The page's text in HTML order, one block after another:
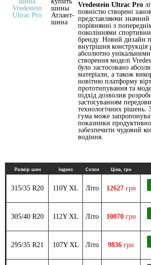
Vredestein Ultrac Pro
повністю створені
представляючи
порівнянні з
поколіннями
бренду. Новий дизайн
внутрішня конструкція
абсолютно
створення моделі
було застосовано
матеріали, а також
новітню платформу
прототипування та
підхід дозволив
застосуванням
технологічних рішень.
гума може
показники
забезпечити чудовий
водіння.
Размір шин Індекс Сезон Ціна, грн
315/35 R20 110Y XL Літо 12627 грн
305/40 R20 112Y XL Літо 10070 грн
295/35 R21 107Y XL Літо 9836 грн